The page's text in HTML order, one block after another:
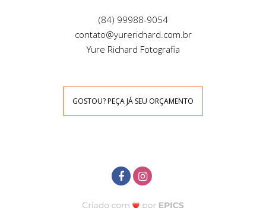
(84) 99988-9054
contato@yurerichard.com.br
Yure Richard Fotografia
GOSTOU? PEÇA JÁ SEU ORÇAMENTO